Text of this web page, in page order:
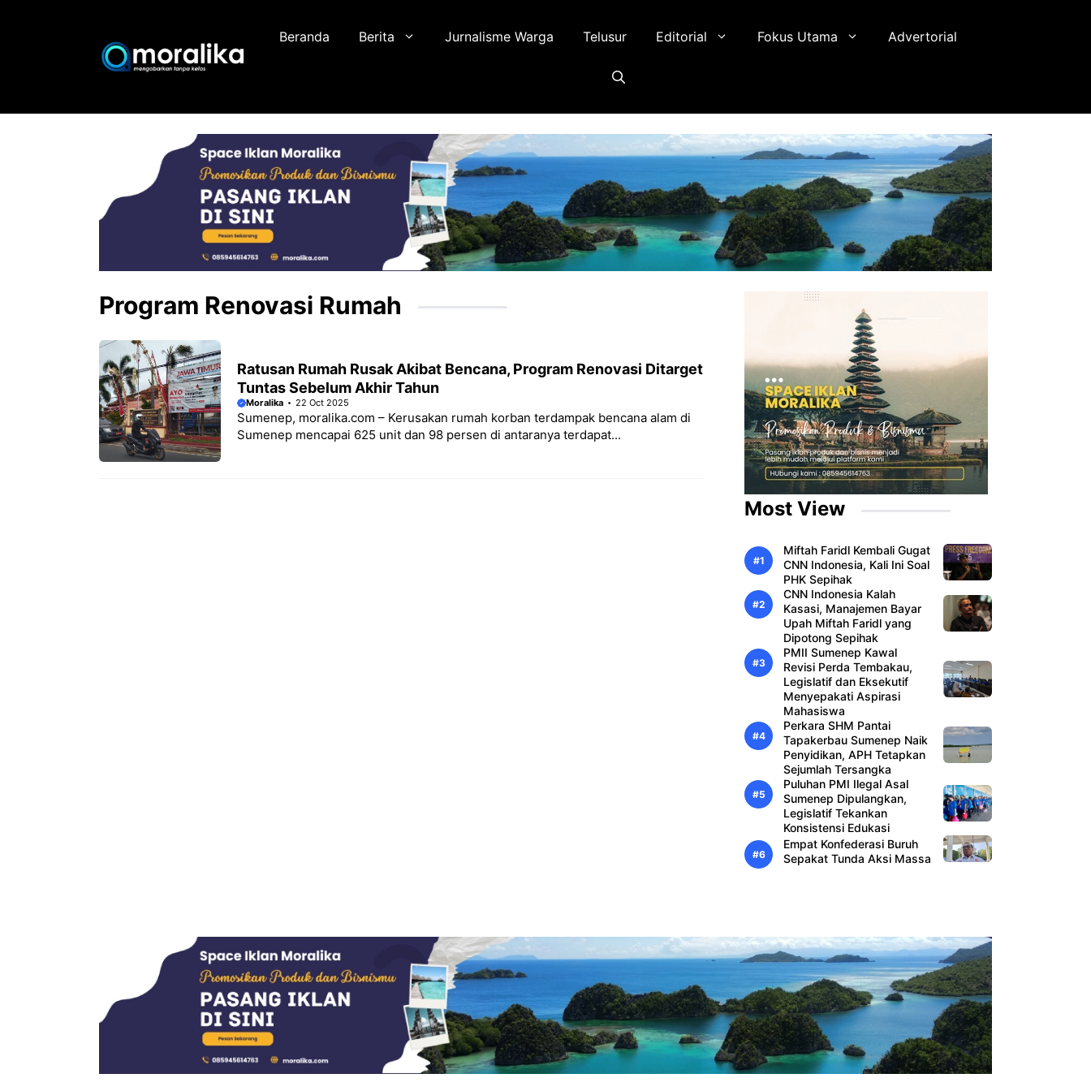
Beranda Berita Jurnalisme Warga Telusur Editorial Fokus Utama Advertorial
Program Renovasi Rumah
Ratusan Rumah Rusak Akibat Bencana, Program Renovasi Ditarget
Tuntas Sebelum Akhir Tahun
Moralika 22 Oct 2025
Sumenep, moralika.com – Kerusakan rumah korban terdampak bencana alam di
Sumenep mencapai 625 unit dan 98 persen di antaranya terdapat...
Most View
Miftah Faridl Kembali Gugat
CNN Indonesia, Kali Ini Soal
PHK Sepihak
CNN Indonesia Kalah
Kasasi, Manajemen Bayar
Upah Miftah Faridl yang
Dipotong Sepihak
PMII Sumenep Kawal
Revisi Perda Tembakau,
Legislatif dan Eksekutif
Menyepakati Aspirasi
Mahasiswa
Perkara SHM Pantai
Tapakerbau Sumenep Naik
Penyidikan, APH Tetapkan
Sejumlah Tersangka
Puluhan PMI Ilegal Asal
Sumenep Dipulangkan,
Legislatif Tekankan
Konsistensi Edukasi
Empat Konfederasi Buruh
Sepakat Tunda Aksi Massa